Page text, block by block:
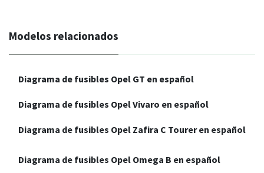
Modelos relacionados
Diagrama de fusibles Opel GT en español
Diagrama de fusibles Opel Vivaro en español
Diagrama de fusibles Opel Zafira C Tourer en español
Diagrama de fusibles Opel Omega B en español